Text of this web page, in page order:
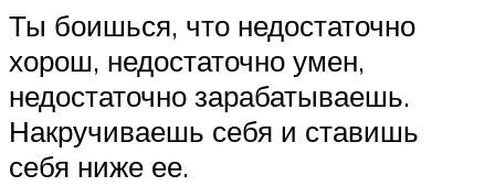
Ты боишься, что недостаточно
хорош, недостаточно умен,
недостаточно зарабатываешь.
Накручиваешь себя и ставишь
себя ниже ее.